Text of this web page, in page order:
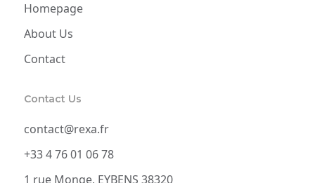
Homepage
About Us
Contact
Contact Us
contact@rexa.fr
+33 4 76 01 06 78
1 rue Monge, EYBENS 38320